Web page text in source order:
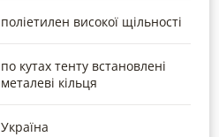
поліетилен високої щільності
по кутах тенту встановлені
металеві кільця
Україна